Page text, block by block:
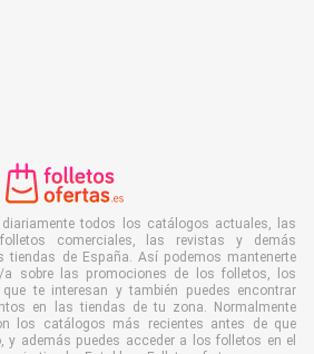
diariamente todos los catálogos actuales, las
comerciales, las revistas y demás
tiendas de España. Así podemos mantenerte
a sobre las promociones de los folletos, los
te interesan y también puedes encontrar
en las tiendas de tu zona. Normalmente
los catálogos más recientes antes de que
y además puedes acceder a los folletos en el